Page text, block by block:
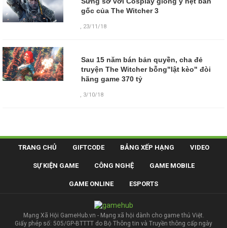
gốc của The Witcher 3
, 23/11/18
Sau 15 năm bán bản quyền, cha đẻ
truyện The Witcher bỗng"lật kèo" đòi
hãng game 370 tỷ
, 3/10/18
TRANG CHỦ GIFTCODE BẢNG XẾP HẠNG VIDEO
SỰ KIỆN GAME CÔNG NGHỆ GAME MOBILE
GAME ONLINE ESPORTS
Mạng Xã Hội GameHub.vn - Mạng xã hội dành cho game thủ Việt.
Giấy phép số: 505/GP-BTTTT do Bộ Thông tin và Truyền thông cấp ngày